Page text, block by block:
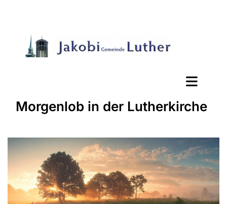
Morgenlob in der Lutherkirche